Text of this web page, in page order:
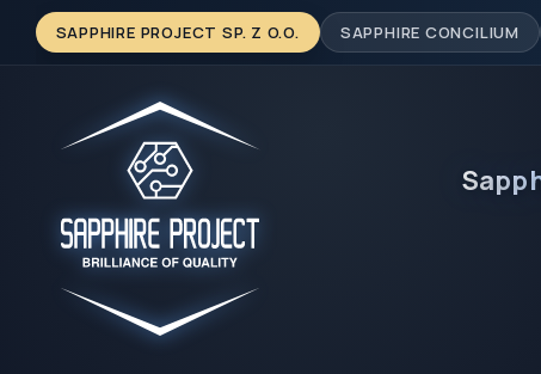
SAPPHIRE PROJECT SP. Z O.O. SAPPHIRE CONCILIUM